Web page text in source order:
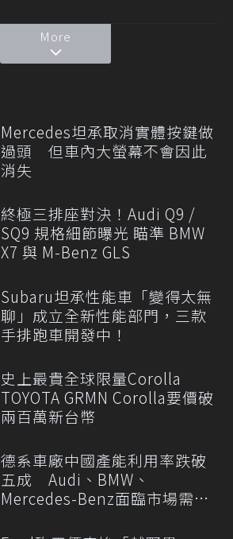
More
Mercedes坦承取消實體按鍵做
過頭 但車內大螢幕不會因此
消失
終極三排座對決！Audi Q9 /
SQ9 規格細節曝光 瞄準 BMW
X7 與 M-Benz GLS
Subaru坦承性能車「變得太無
聊」成立全新性能部門，三款
手排跑車開發中！
史上最貴全球限量Corolla
TOYOTA GRMN Corolla要價破
兩百萬新台幣
德系車廠中國產能利用率跌破
五成 Audi、BMW、
Mercedes-Benz面臨市場需求